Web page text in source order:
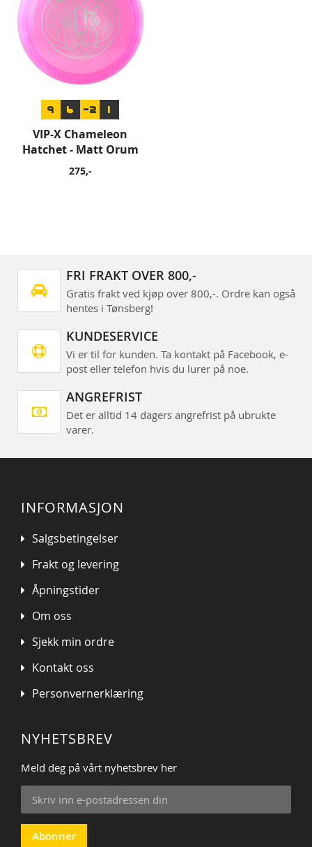
9 6 -2 1
VIP-X Chameleon
Hatchet - Matt Orum
275,-
FRI FRAKT OVER 800,-
Gratis frakt ved kjøp over 800,-. Ordre kan også
hentes i Tønsberg!
KUNDESERVICE
Vi er til for kunden. Ta kontakt på Facebook, e-
post eller telefon hvis du lurer på noe.
ANGREFRIST
Det er alltid 14 dagers angrefrist på ubrukte
varer.
INFORMASJON
Salgsbetingelser
Frakt og levering
Åpningstider
Om oss
Sjekk min ordre
Kontakt oss
Personvernerklæring
NYHETSBREV
Meld deg på vårt nyhetsbrev her
Sign
Up
for
OurAbonner